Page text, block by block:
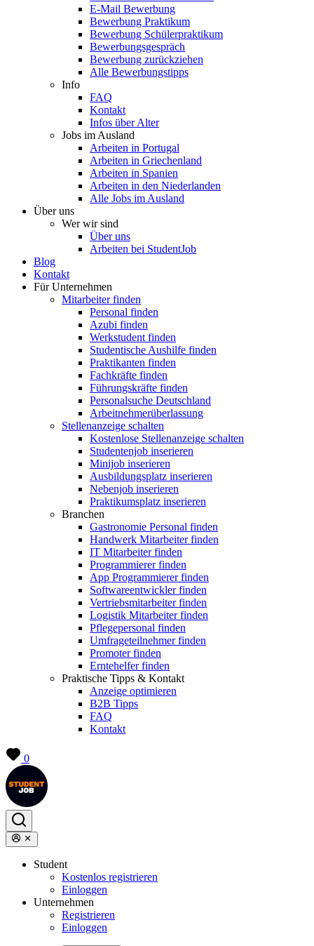
E-Mail Bewerbung
Bewerbung Praktikum
Bewerbung Schülerpraktikum
Bewerbungsgespräch
Bewerbung zurückziehen
Alle Bewerbungstipps
Info
FAQ
Kontakt
Infos über Alter
Jobs im Ausland
Arbeiten in Portugal
Arbeiten in Griechenland
Arbeiten in Spanien
Arbeiten in den Niederlanden
Alle Jobs im Ausland
Über uns
Wer wir sind
Über uns
Arbeiten bei StudentJob
Blog
Kontakt
Für Unternehmen
Mitarbeiter finden
Personal finden
Azubi finden
Werkstudent finden
Studentische Aushilfe finden
Praktikanten finden
Fachkräfte finden
Führungskräfte finden
Personalsuche Deutschland
Arbeitnehmerüberlassung
Stellenanzeige schalten
Kostenlose Stellenanzeige schalten
Studentenjob inserieren
Minijob inserieren
Ausbildungsplatz inserieren
Nebenjob inserieren
Praktikumsplatz inserieren
Branchen
Gastronomie Personal finden
Handwerk Mitarbeiter finden
IT Mitarbeiter finden
Programmierer finden
App Programmierer finden
Softwareentwickler finden
Vertriebsmitarbeiter finden
Logistik Mitarbeiter finden
Pflegepersonal finden
Umfrageteilnehmer finden
Promoter finden
Erntehelfer finden
Praktische Tipps & Kontakt
Anzeige optimieren
B2B Tipps
FAQ
Kontakt
0
Student
Kostenlos registrieren
Einloggen
Unternehmen
Registrieren
Einloggen